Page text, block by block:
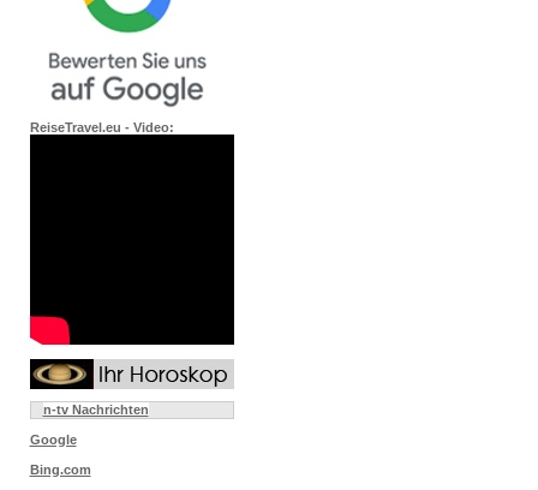
ReiseTravel.eu - Video:
n-tv Nachrichten
Google
Bing.com